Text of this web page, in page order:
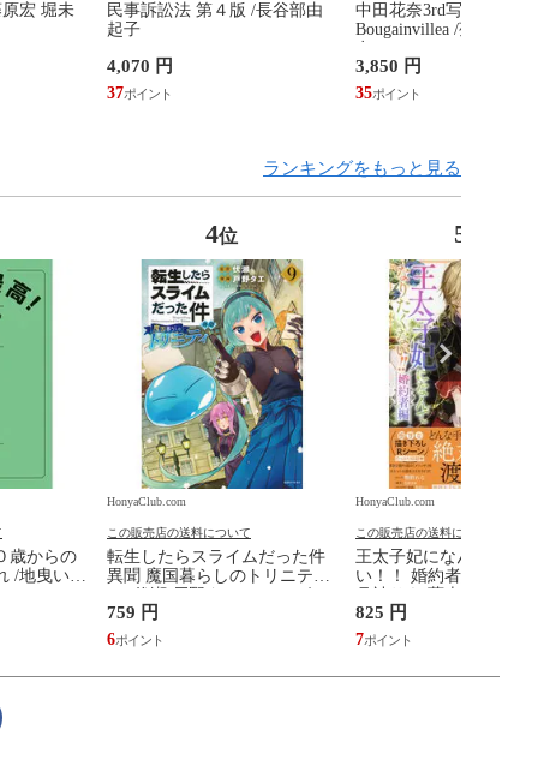
宏 堀未
民事訴訟法 第４版 /長谷部由
起子
4,070 円
37
中田花奈3rd写真集
Bougainvillea /菊地泰久
3,850 円
35
ランキングをもっと見る
歳からの
/地曳いく
4位
HonyaClub.com
この販売店の送料について
転生したらスライムだった件
異聞 魔国暮らしのトリニティ
759 円
6
5
HonyaClub.com
この販売店の送料について
王太子妃になんてなり
い！！ 婚約者編 ２ /鴨
825 円
7